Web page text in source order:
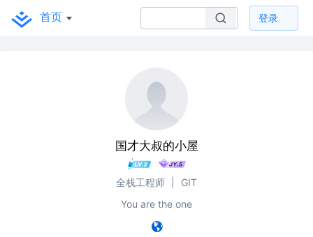
首页 登录
国才大叔的小屋
全栈工程师
GIT
You are the one